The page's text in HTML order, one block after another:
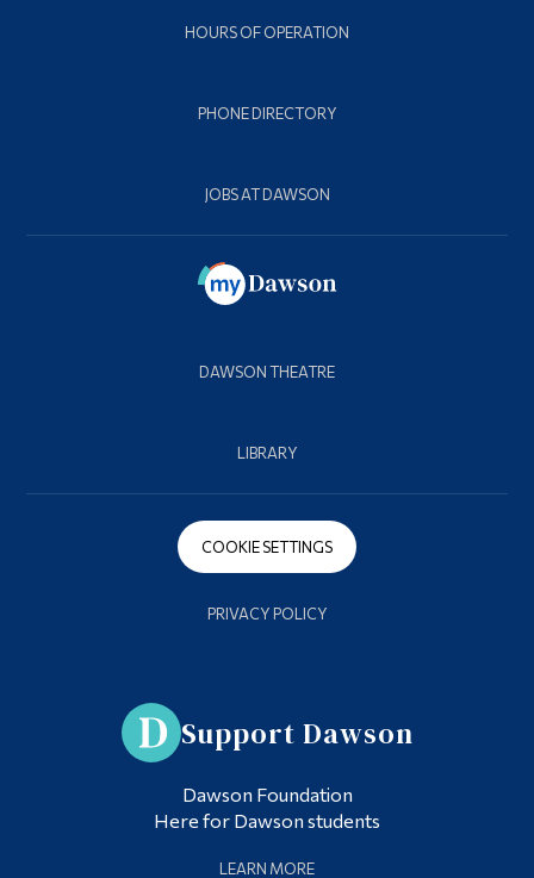
HOURS OF OPERATION
PHONE DIRECTORY
JOBS AT DAWSON
DAWSON THEATRE
LIBRARY
COOKIE SETTINGS
PRIVACY POLICY
Support Dawson
Dawson Foundation
Here for Dawson students
LEARN MORE